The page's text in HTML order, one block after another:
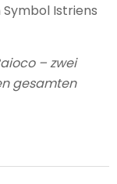
Istriens
– zwei
gesamten